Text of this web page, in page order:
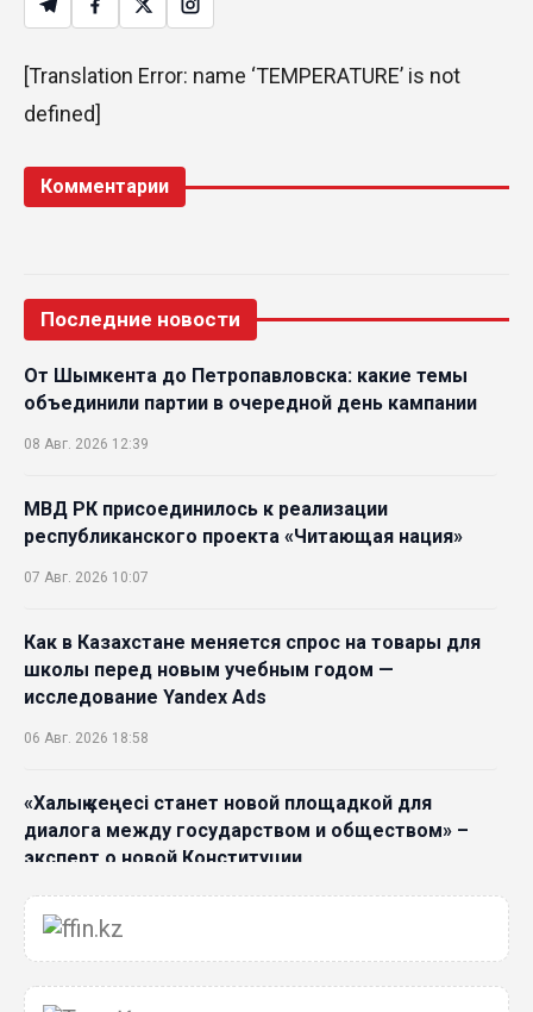
[Translation Error: name ‘TEMPERATURE’ is not
defined]
Комментарии
Последние новости
От Шымкента до Петропавловска: какие темы
объединили партии в очередной день кампании
08 Авг. 2026 12:39
МВД РК присоединилось к реализации
республиканского проекта «Читающая нация»
07 Авг. 2026 10:07
Как в Казахстане меняется спрос на товары для
школы перед новым учебным годом —
исследование Yandex Ads
06 Авг. 2026 18:58
«Халық кеңесі станет новой площадкой для
диалога между государством и обществом» –
эксперт о новой Конституции
06 Авг. 2026 15:51
Главное значение новой Конституции –
приблизить государство к человеку –Жанара